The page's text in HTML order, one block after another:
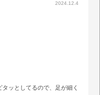
2024.12.4
ッとしてるので、足が細く